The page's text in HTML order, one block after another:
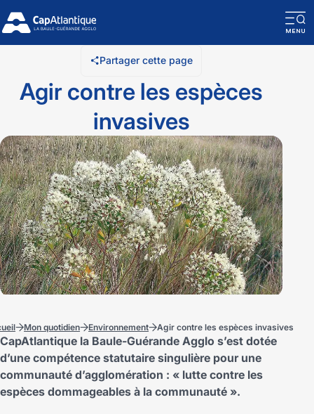
Agir contre les espèces
invasives
Partager cette page
Mon quotidien Environnement Agir contre les espèces invasives
CapAtlantique la Baule-Guérande Agglo s’est dotée
d’une compétence statutaire singulière pour une
communauté d’agglomération : « lutte contre les
espèces dommageables à la communauté ».